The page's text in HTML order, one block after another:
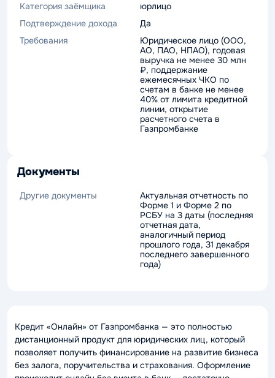
Категория заёмщика
юрлицо
Подтверждение дохода
Да
Требования
Юридическое лицо (ООО,
АО, ПАО, НПАО), годовая
выручка не менее 30 млн
₽, поддержание
ежемесячных ЧКО по
счетам в банке не менее
40% от лимита кредитной
линии, открытие
расчетного счета в
Газпромбанке
Документы
Другие документы
Актуальная отчетность по
Форме 1 и Форме 2 по
РСБУ на 3 даты (последняя
отчетная дата,
аналогичный период
прошлого года, 31 декабря
последнего завершенного
года)
Кредит «Онлайн» от Газпромбанка — это полностью
дистанционный продукт для юридических лиц, который
позволяет получить финансирование на развитие бизнеса
без залога, поручительства и страхования. Оформление